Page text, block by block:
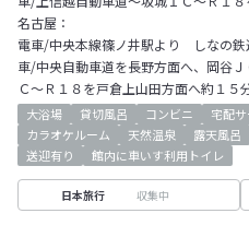
名古屋：
電車/中央本線篠ノ井駅より しなの鉄
車/中央自動車道を長野方面へ、岡谷
Ｃ～Ｒ１８を戸倉上山田方面へ約１５
大浴場 貸切風呂 コンビニ 宅配
カラオケルーム
天然温泉 露天風呂
送迎有り
館内に車いす利用トイレ
日本旅行 収集中